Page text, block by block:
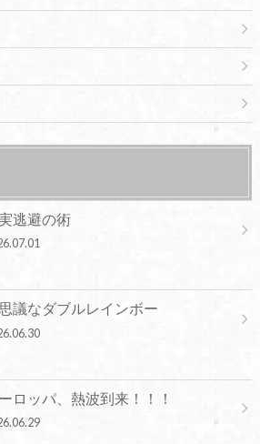
逃避の術
議なダブルレインボー
ロッパ、熱波到来！！！